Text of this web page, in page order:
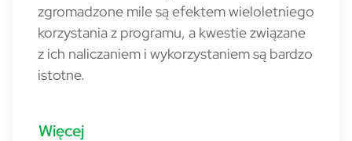
zgromadzone mile są efektem wieloletniego
korzystania z programu, a kwestie związane
z ich naliczaniem i wykorzystaniem są bardzo
istotne.
Więcej